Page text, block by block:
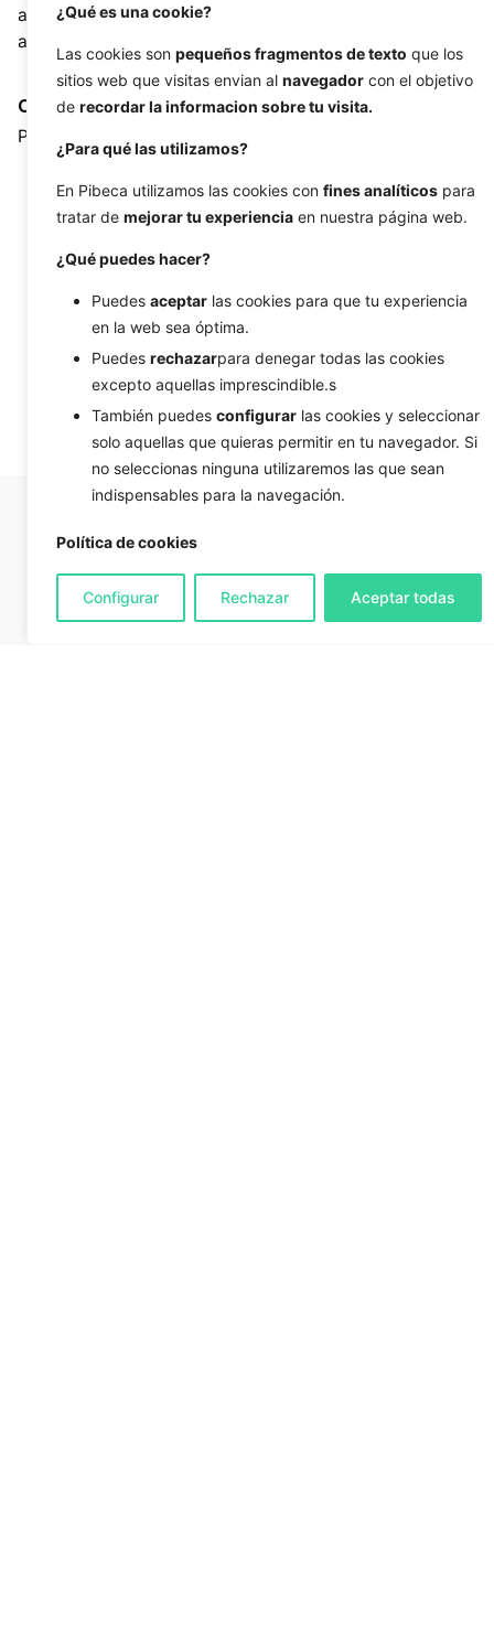
¿Qué es una cookie?
Las cookies son pequeños fragmentos de texto que los
sitios web que visitas envian al navegador con el objetivo
de recordar la informacion sobre tu visita.
¿Para qué las utilizamos?
En Pibeca utilizamos las cookies con fines analíticos para
tratar de mejorar tu experiencia en nuestra página web.
¿Qué puedes hacer?
Puedes aceptar las cookies para que tu experiencia
en la web sea óptima.
Puedes rechazarpara denegar todas las cookies
excepto aquellas imprescindible.s
También puedes configurar las cookies y seleccionar
solo aquellas que quieras permitir en tu navegador. Si
no seleccionas ninguna utilizaremos las que sean
indispensables para la navegación.
Política de cookies
Configurar Rechazar Aceptar todas
automatización comercial,
arquitectura técnica
Cliente
Proyecto confidencial
Etiquetas
ecommerce B2B,Flows,
integración,licencias
WordPress